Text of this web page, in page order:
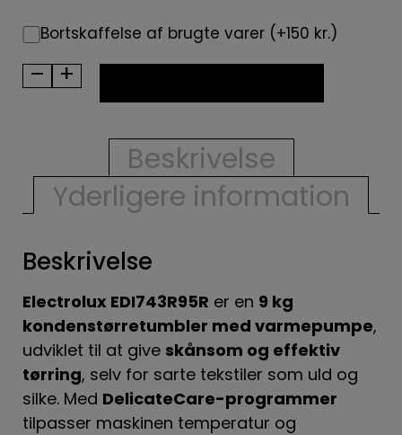
Bortskaffelse af brugte varer (+150 kr.)
–
BRUGT
kondenstørretumbler
EDI743R95R
antal
+
Beskrivelse
Yderligere information
Beskrivelse
Electrolux EDI743R95R er en 9 kg
kondenstørretumbler med varmepumpe,
udviklet til at give skånsom og effektiv
tørring, selv for sarte tekstiler som uld og
silke. Med DelicateCare-programmer
tilpasser maskinen temperatur og